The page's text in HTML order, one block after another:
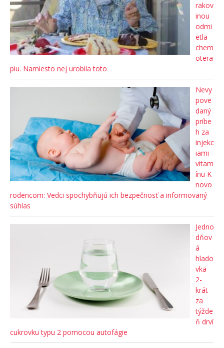
rakov
inou
odmi
etla
chem
otera
piu. Namiesto nej urobila toto
Nevy
pove
daný
príbe
h za
injekc
iami
vitam
ínu K
novo
rodencom: Vedci spochybňujú ich bezpečnosť a informovaný
súhlas
Jedno
dňov
á
hlado
vka
2-
krát
za
týžde
ň drví
cukrovku typu 2 pomocou autofágie